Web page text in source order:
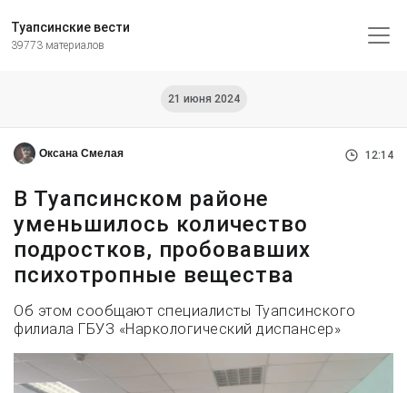
Туапсинские вести
39773 материалов
21 июня 2024
Оксана Смелая 12:14
В Туапсинском районе
уменьшилось количество
подростков, пробовавших
психотропные вещества
Об этом сообщают специалисты Туапсинского
филиала ГБУЗ «Наркологический диспансер»